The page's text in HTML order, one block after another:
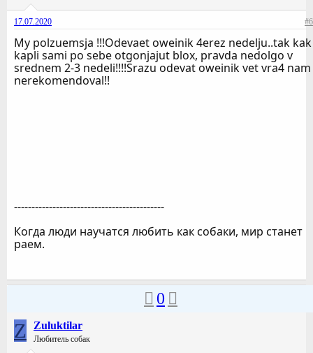
17.07.2020 #6
My polzuemsja !!!Odevaet oweinik 4erez nedelju..tak kak
kapli sami po sebe otgonjajut blox, pravda nedolgo v
srednem 2-3 nedeli!!!!Srazu odevat oweinik vet vra4 nam
nerekomendoval!!
-------------------------------------------
Когда люди научатся любить как собаки, мир станет
раем.
0
Z Zuluktilar
Любитель собак